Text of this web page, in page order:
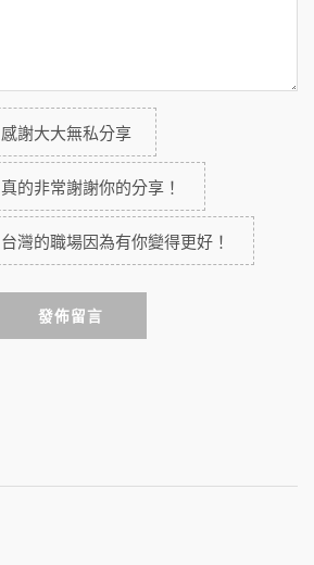
感謝大大無私分享
真的非常謝謝你的分享！
台灣的職場因為有你變得更好！
發佈留言